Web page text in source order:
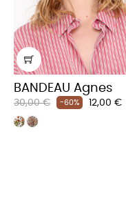
BANDEAU Agnes
Prix
habituel
30,00 € -60% Prix
12,00 €